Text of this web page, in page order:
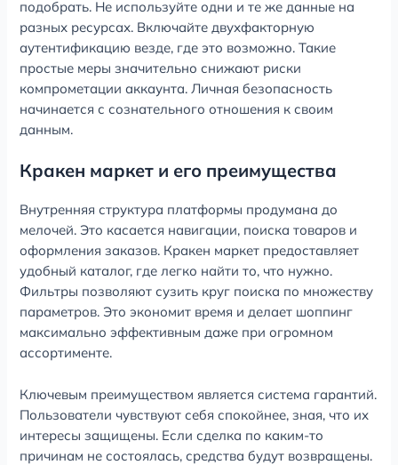
подобрать. Не используйте одни и те же данные на
разных ресурсах. Включайте двухфакторную
аутентификацию везде, где это возможно. Такие
простые меры значительно снижают риски
компрометации аккаунта. Личная безопасность
начинается с сознательного отношения к своим
данным.
Кракен маркет и его преимущества
Внутренняя структура платформы продумана до
мелочей. Это касается навигации, поиска товаров и
оформления заказов. Кракен маркет предоставляет
удобный каталог, где легко найти то, что нужно.
Фильтры позволяют сузить круг поиска по множеству
параметров. Это экономит время и делает шоппинг
максимально эффективным даже при огромном
ассортименте.
Ключевым преимуществом является система гарантий.
Пользователи чувствуют себя спокойнее, зная, что их
интересы защищены. Если сделка по каким-то
причинам не состоялась, средства будут возвращены.